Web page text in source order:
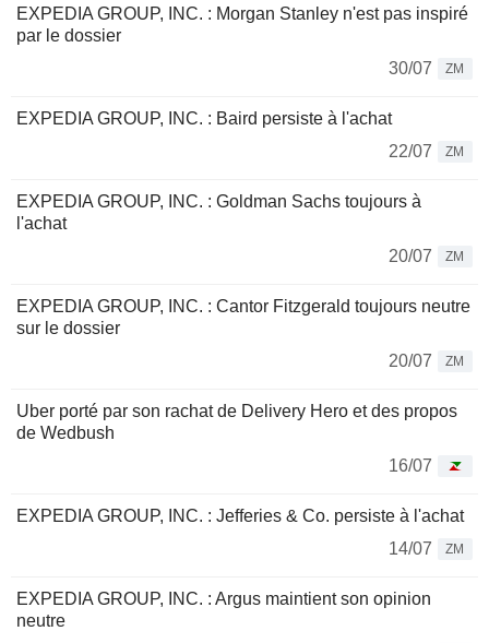
EXPEDIA GROUP, INC. : Morgan Stanley n'est pas inspiré
par le dossier
30/07
ZM
EXPEDIA GROUP, INC. : Baird persiste à l'achat
22/07
ZM
EXPEDIA GROUP, INC. : Goldman Sachs toujours à
l'achat
20/07
ZM
EXPEDIA GROUP, INC. : Cantor Fitzgerald toujours neutre
sur le dossier
20/07
ZM
Uber porté par son rachat de Delivery Hero et des propos
de Wedbush
16/07
EXPEDIA GROUP, INC. : Jefferies & Co. persiste à l'achat
14/07
ZM
EXPEDIA GROUP, INC. : Argus maintient son opinion
neutre